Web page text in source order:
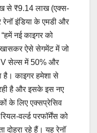
से ₹9.14 लाख (एक्स-
इंडिया के एमडी और
नई काइगर को
खासकर ऐसे सेगमेंट में जो
सेल्स में 50% और
है। काइगर हमेशा से
है और इसके इस नए
के लिए एक्सप्रेसिव
वर्ल्ड परफॉर्मेंस को
दोहरा रहे हैं। यह रेनॉ